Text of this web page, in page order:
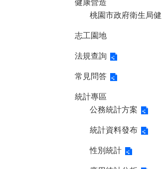
健康營造
桃園市政府衛生局
志工園地
法規查詢
常見問答
統計專區
公務統計方案
統計資料發布
性別統計